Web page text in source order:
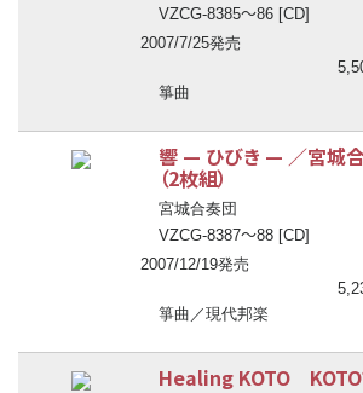
VZCG-8385〜86 [CD]
2007/7/25発売
箏曲
響 — ひびき — ／宮城
（2枚組）
宮城合奏団
VZCG-8387〜88 [CD]
2007/12/19発売
箏曲／現代邦楽
Healing KOTO KOTO